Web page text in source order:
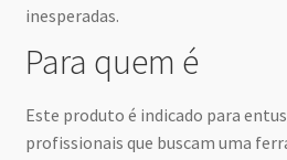
inesperadas.
Para quem é
Este produto é indicado para
profissionais que buscam uma